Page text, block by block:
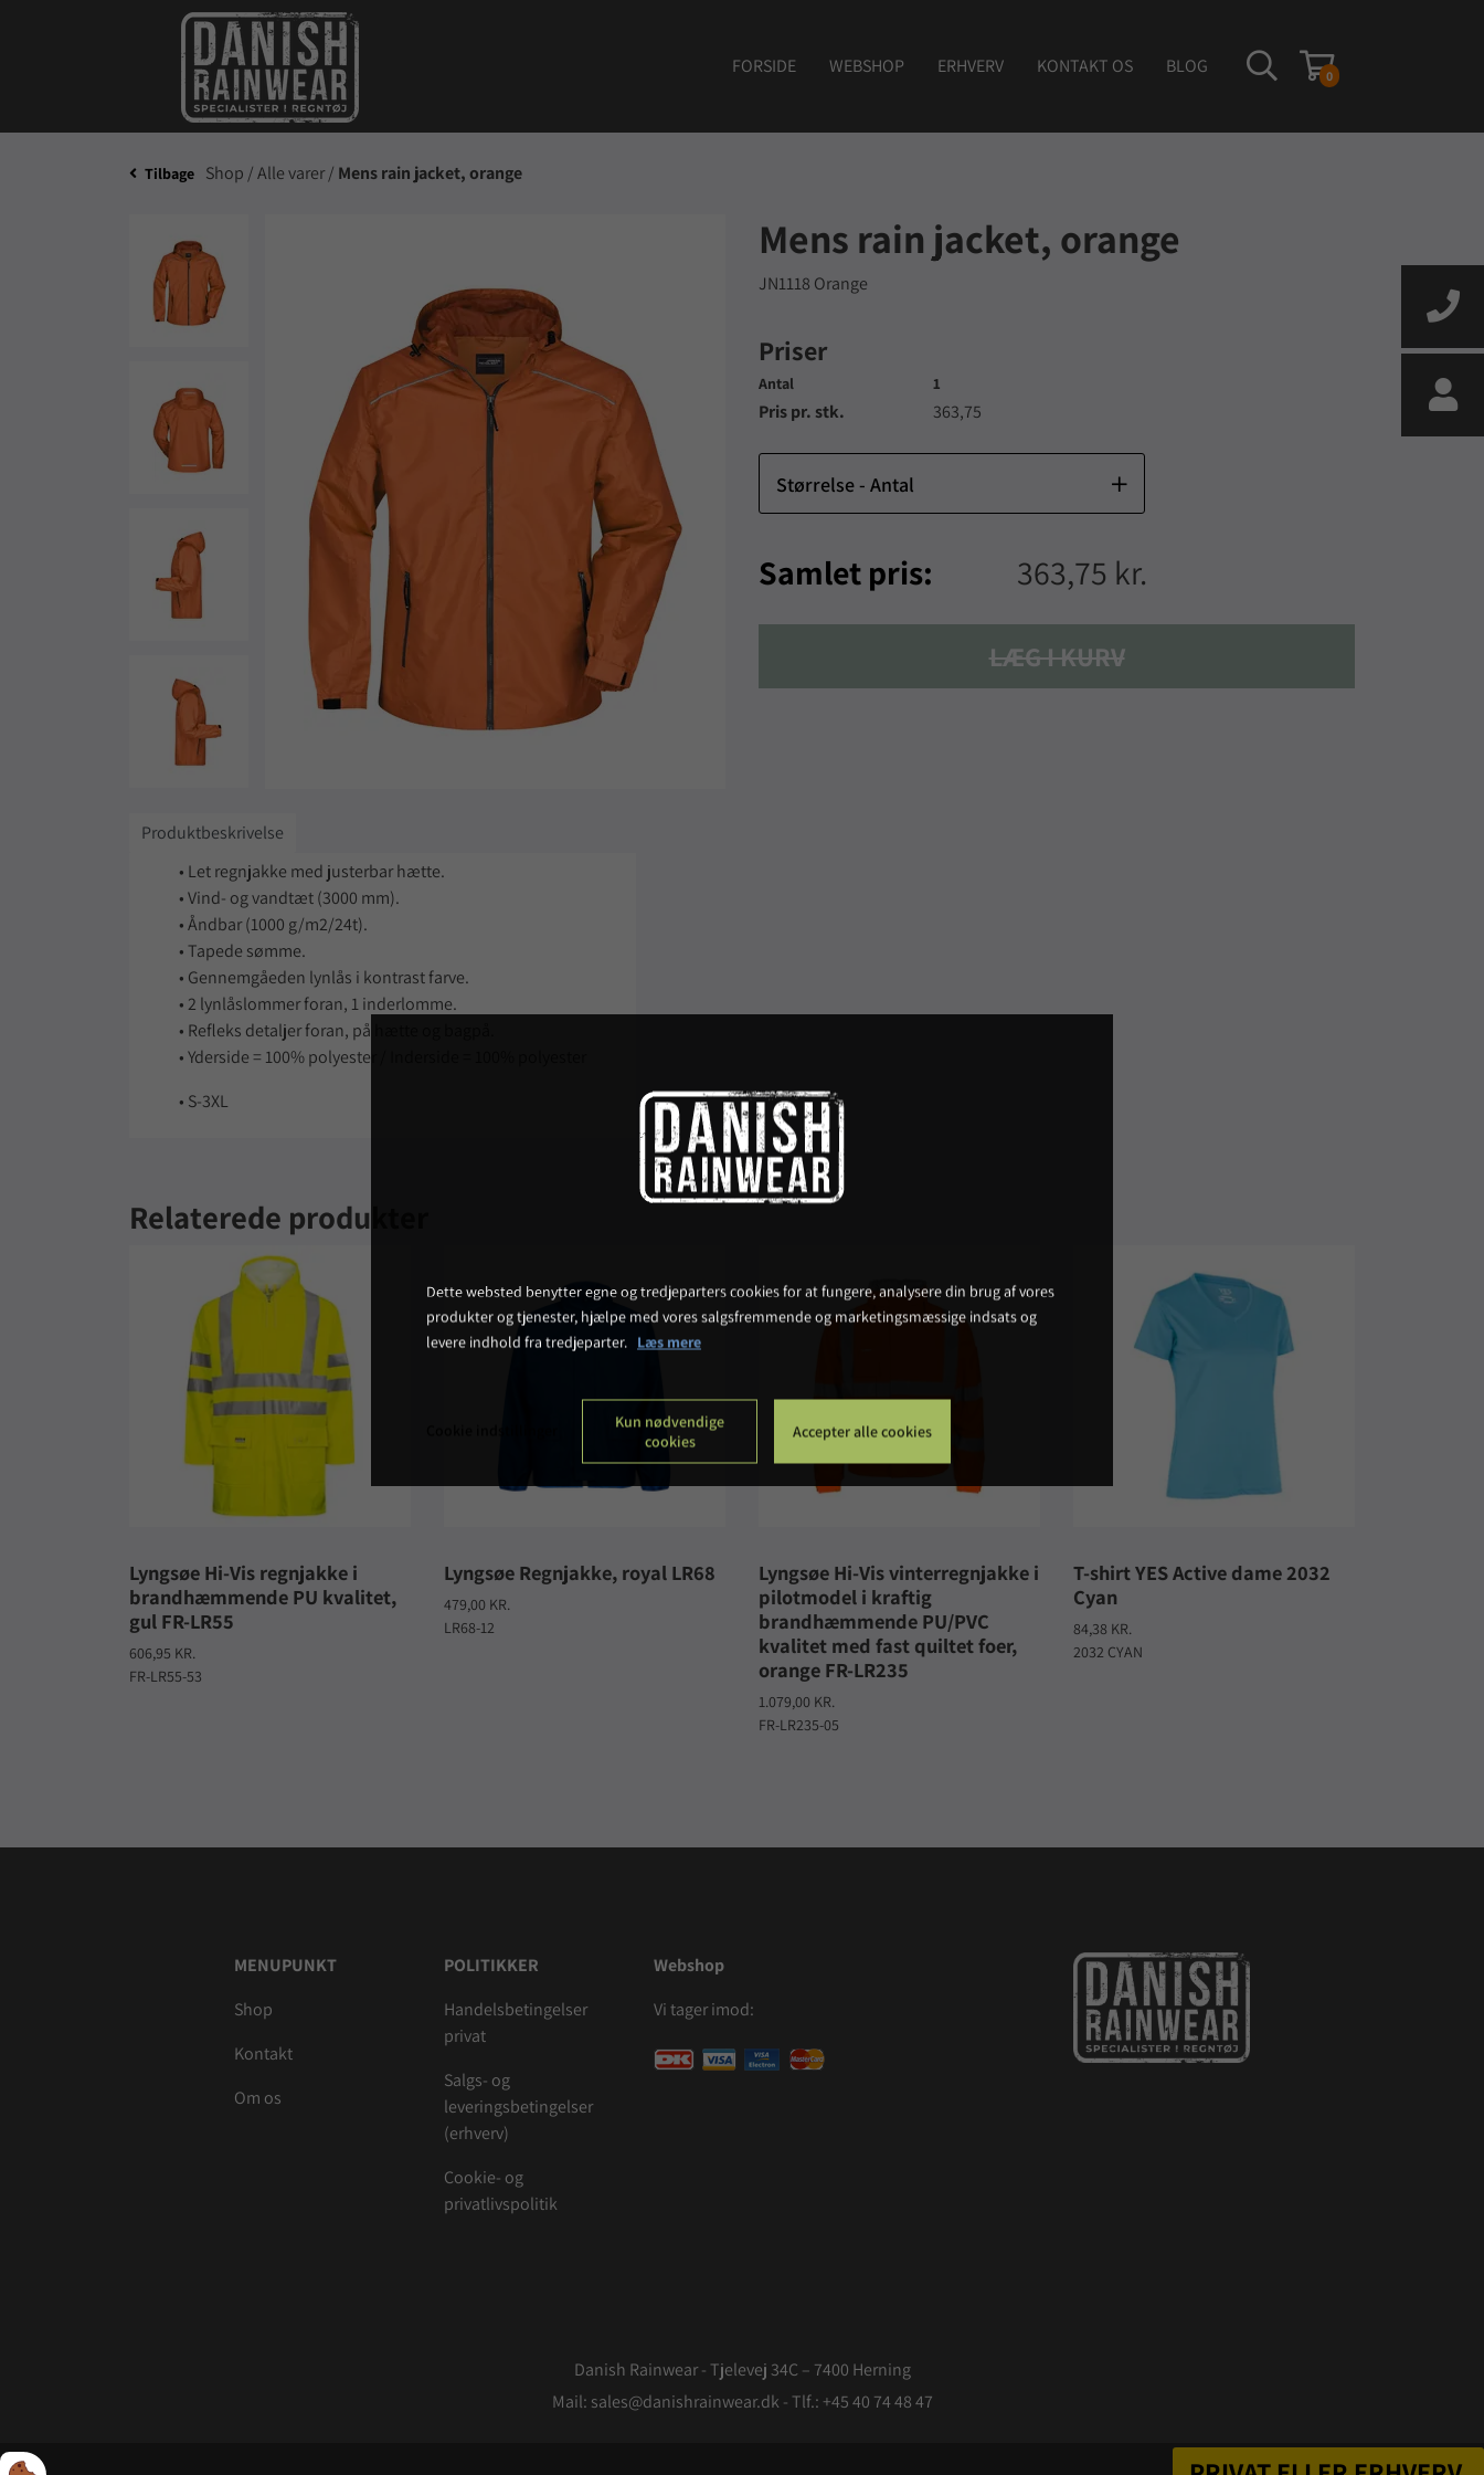
0
FORSIDE WEBSHOP ERHVERV KONTAKT OS BLOG
Tilbage Shop /Alle varer / Mens rain jacket, orange
Produktbeskrivelse
• Let regnjakke med justerbar hætte.
• Vind- og vandtæt (3000 mm).
• Åndbar (1000 g/m2/24t).
• Tapede sømme.
• Gennemgåeden lynlås i kontrast farve.
• 2 lynlåslommer foran, 1 inderlomme.
• Refleks detaljer foran, på hætte og bagpå.
• Yderside = 100% polyester / Inderside = 100% polyester
• S-3XL
Mens rain jacket, orange
JN1118 Orange
Priser
Antal
Pris pr. stk.
1
363,75
Størrelse - Antal
Samlet pris: 363,75 kr.
LÆG I KURV
Relaterede produkter
Lyngsøe Hi-Vis regnjakke i
brandhæmmende PU kvalitet,
gul FR-LR55
606,95 KR.
FR-LR55-53
Lyngsøe Regnjakke, royal LR68
479,00 KR.
LR68-12
Lyngsøe Hi-Vis vinterregnjakke i
pilotmodel i kraftig
brandhæmmende PU/PVC
kvalitet med fast quiltet foer,
orange FR-LR235
1.079,00 KR.
FR-LR235-05
T-shirt YES Active dame 2032
Cyan
84,38 KR.
2032 CYAN
MENUPUNKT
Shop
Kontakt
Om os
POLITIKKER
Handelsbetingelser
privat
Salgs- og
leveringsbetingelser
(erhverv)
Cookie- og
privatlivspolitik
Webshop
Vi tager imod:
Danish Rainwear - Tjelevej 34C – 7400 Herning
Mail: sales@danishrainwear.dk - Tlf.:+45 40 74 48 47
Dette websted benytter egne og tredjeparters cookies for at fungere, analysere din brug af vores
produkter og tjenester, hjælpe med vores salgsfremmende og marketingsmæssige indsats og
levere indhold fra tredjeparter. Læs mere
Kun nødvendige
cookies
Accepter alle cookies